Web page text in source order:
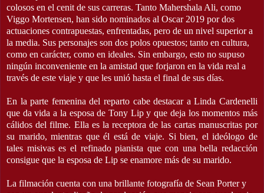
colosos en el cenit de sus carreras. Tanto Mahershala Ali, como
Viggo Mortensen, han sido nominados al Oscar 2019 por dos
actuaciones contrapuestas, enfrentadas, pero de un nivel superior a
la media. Sus personajes son dos polos opuestos; tanto en cultura,
como en carácter, como en ideales. Sin embargo, esto no supuso
ningún inconveniente en la amistad que forjaron en la vida real a
través de este viaje y que les unió hasta el final de sus días.
En la parte femenina del reparto cabe destacar a Linda Cardenelli
que da vida a la esposa de Tony Lip y que deja los momentos más
cálidos del filme. Ella es la receptora de las cartas manuscritas por
su marido, mientras que él está de viaje. Si bien, el ideólogo de
tales misivas es el refinado pianista que con una bella redacción
consigue que la esposa de Lip se enamore más de su marido.
La filmación cuenta con una brillante fotografía de Sean Porter y